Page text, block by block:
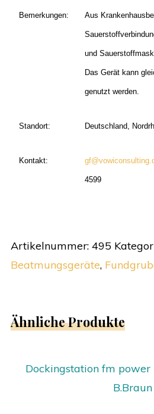
Bemerkungen: Aus
und
Das Gerät kann
genutzt werden.
Standort: Deutschland,
Kontakt:
4599
Artikelnummer: 495
Beatmungsgeräte,
Ähnliche Produkte
Dockingstation fm power
B.Braun